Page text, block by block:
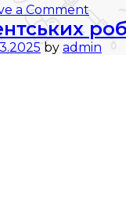
a Comment
by admin